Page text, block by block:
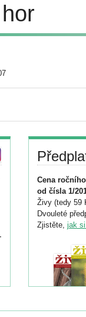
Cena
od čísla 1/
Živy (tedy 59
Dvouleté
Zjistěte, jak